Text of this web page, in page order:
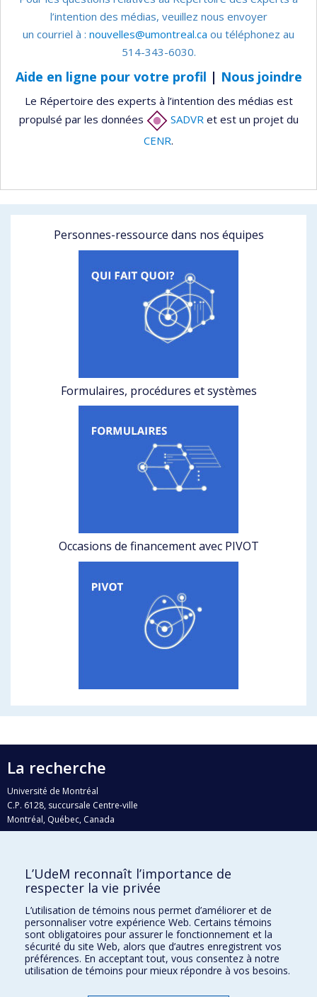
l’intention des médias, veuillez nous envoyer
un courriel à : nouvelles@umontreal.ca ou téléphonez au
514-343-6030.
Aide en ligne pour votre profil | Nous joindre
Le Répertoire des experts à l’intention des médias est
propulsé par les données
SADVRet est un projet du
CENR.
Personnes-ressource dans nos équipes
Formulaires, procédures et systèmes
Occasions de financement avec PIVOT
La recherche
Université de Montréal
C.P. 6128, succursale Centre-ville
Montréal, Québec, Canada
H3C 3J7
Qui fait quoi?
Nous trouver
Plan du site
Accessibilité
L’UdeM reconnaît l’importance de
respecter la vie privée
L’utilisation de témoins nous permet d’améliorer et de
personnaliser votre expérience Web. Certains témoins
sont obligatoires pour assurer le fonctionnement et la
sécurité du site Web, alors que d’autres enregistrent vos
préférences. En acceptant tout, vous consentez à notre
utilisation de témoins pour mieux répondre à vos besoins.